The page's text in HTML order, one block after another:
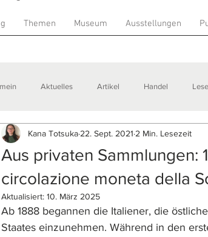
Themen Museum Ausstellungen
Aktuelles Artikel Handel
Zitate Ausstellungen
Aus privaten Sammlungen:
circolazione moneta della
Kana Totsuka 22. Sept. 2021 2 Min. Lesezeit
Aktualisiert: 10. März 2025
Ab 1888 begannen die Italiener, die
Staates einzunehmen. Während in den